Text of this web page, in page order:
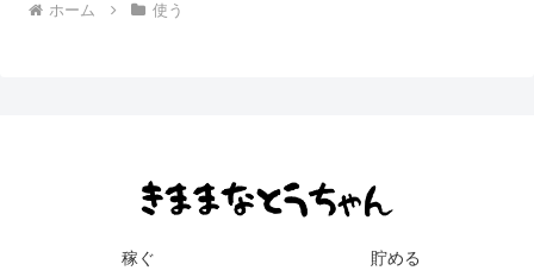
づまりの症状が大きく改善しまし
ホーム 使う
稼ぐ 貯める